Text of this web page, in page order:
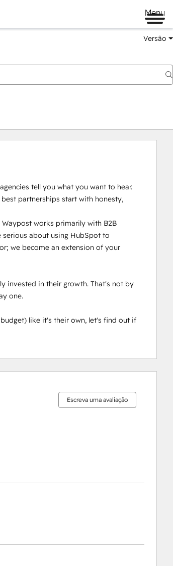
Menu
Versão
tell you what you want to hear.
partnerships start with honesty,
works primarily with B2B
about using HubSpot to
we become an extension of your
invested in their growth. That's not by
one.
like it's their own, let's find out if
Escreva uma avaliação